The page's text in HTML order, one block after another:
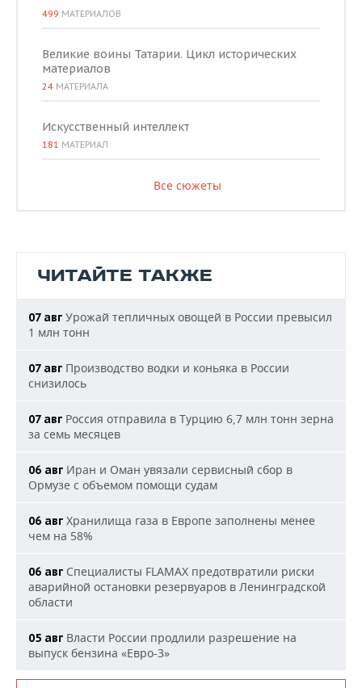
499 МАТЕРИАЛОВ
Великие воины Татарии. Цикл исторических
материалов
24 МАТЕРИАЛА
Искусственный интеллект
181 МАТЕРИАЛ
Все сюжеты
ЧИТАЙТЕ ТАКЖЕ
07 авг Урожай тепличных овощей в России превысил
1 млн тонн
07 авг Производство водки и коньяка в России
снизилось
07 авг Россия отправила в Турцию 6,7 млн тонн зерна
за семь месяцев
06 авг Иран и Оман увязали сервисный сбор в
Ормузе с объемом помощи судам
06 авг Хранилища газа в Европе заполнены менее
чем на 58%
06 авг Специалисты FLAMAX предотвратили риски
аварийной остановки резервуаров в Ленинградской
области
05 авг Власти России продлили разрешение на
выпуск бензина «Евро-3»